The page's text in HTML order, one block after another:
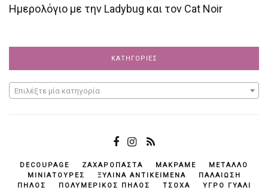
Ημερολόγιο με την Ladybug και τον Cat Noir
ΚΑΤΗΓΟΡΊΕΣ
Επιλέξτε μία κατηγορία
DECOUPAGE ΖΑΧΑΡΌΠΑΣΤΑ ΜΑΚΡΑΜΈ
ΜΈΤΑΛΛΟ
ΜΙΝΙΑΤΟΎΡΕΣ
ΞΎΛΙΝΑ ΑΝΤΙΚΕΊΜΕΝΆ
ΠΑΛΑΊΩΣΗ
ΠΗΛΌΣ
ΠΟΛΥΜΕΡΙΚΌΣ ΠΗΛΌΣ ΤΣΌΧΑ ΥΓΡΌ ΓΥΑΛΊ